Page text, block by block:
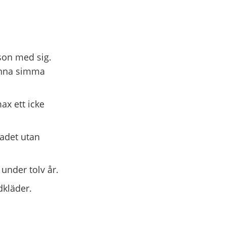
med sig.
simma
ett icke
utan
tolv år.